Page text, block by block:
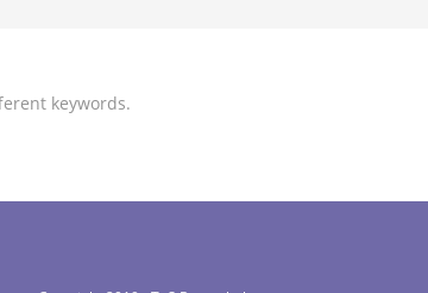
keywords.